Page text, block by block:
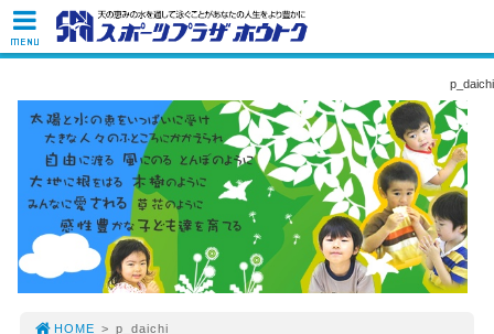
p_daichi
HOME > p_daichi
MENU